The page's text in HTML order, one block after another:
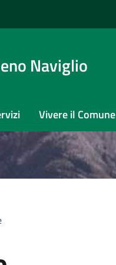
Naviglio
Vivere il Comune